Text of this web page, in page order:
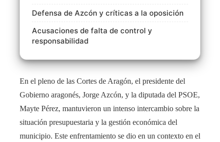
Defensa de Azcón y críticas a la oposición
Acusaciones de falta de control y
responsabilidad
En el pleno de las Cortes de Aragón, el presidente del
Gobierno aragonés, Jorge Azcón, y la diputada del PSOE,
Mayte Pérez, mantuvieron un intenso intercambio sobre la
situación presupuestaria y la gestión económica del
municipio. Este enfrentamiento se dio en un contexto en el